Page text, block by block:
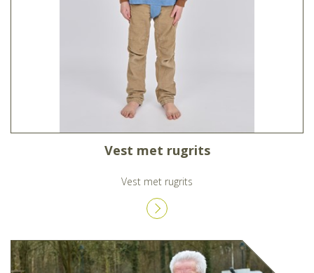
Vest met rugrits
Vest met rugrits